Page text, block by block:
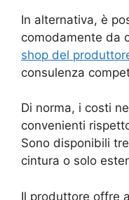
In alternativa, è
comodamente da
shop del
consulenza
Di norma, i costi
convenienti
Sono disponibili
cintura o solo
Il produttore offre